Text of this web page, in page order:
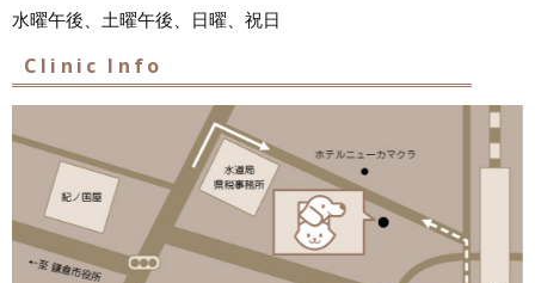
水曜午後、土曜午後、日曜、祝日
Clinic Info